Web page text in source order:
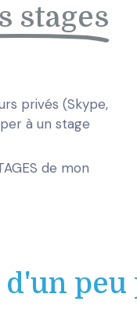
stages
privés (Skype,
à un stage
de mon
d'un